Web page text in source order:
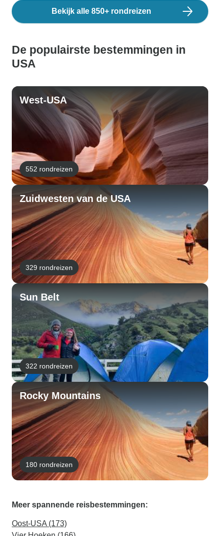
Bekijk alle 850+ rondreizen
De populairste bestemmingen in
USA
West-USA
552 rondreizen
Zuidwesten van de USA
329 rondreizen
Sun Belt
322 rondreizen
Rocky Mountains
180 rondreizen
Meer spannende reisbestemmingen:
Oost-USA (173)